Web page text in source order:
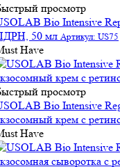
просмотр
Bio Intensive
50 мл Артикул: US75
Have
просмотр
Bio Intensive
крем с
Have